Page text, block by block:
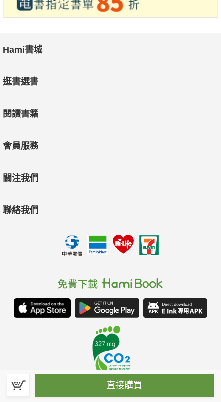
直接購買
Hami書城
逛書選書
閱讀書籍
會員服務
關注我們
聯絡我們